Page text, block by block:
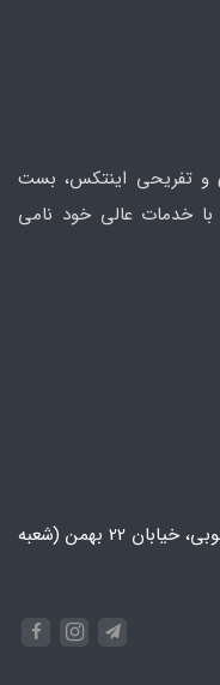
و تفریحی اینتکس، بست
خدمات عالی خود نامی
تهران، پونک، خیابان ایران زمین جنوبی، خیابان 22 بهمن (شعبه